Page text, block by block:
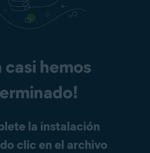
casi hemos
la instalación
clic en el archivo